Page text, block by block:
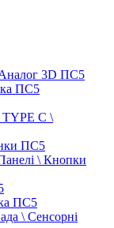
3D ПС5
ПС5
C \
ПС5
\ Кнопки
ПС5
\ Сенсорні